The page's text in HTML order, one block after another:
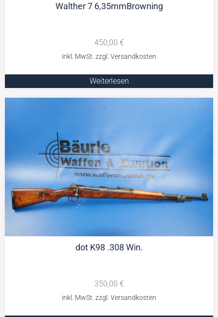
Walther 7 6,35mmBrowning
450,00 €
Weiterlesen
dot K98 .308 Win.
350,00 €